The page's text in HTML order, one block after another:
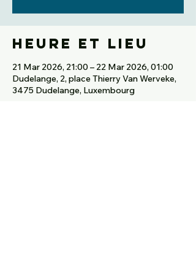
Heure et lieu
21 Mar 2026, 21:00 – 22 Mar 2026, 01:00
Dudelange, 2, place Thierry Van Werveke,
3475 Dudelange, Luxembourg